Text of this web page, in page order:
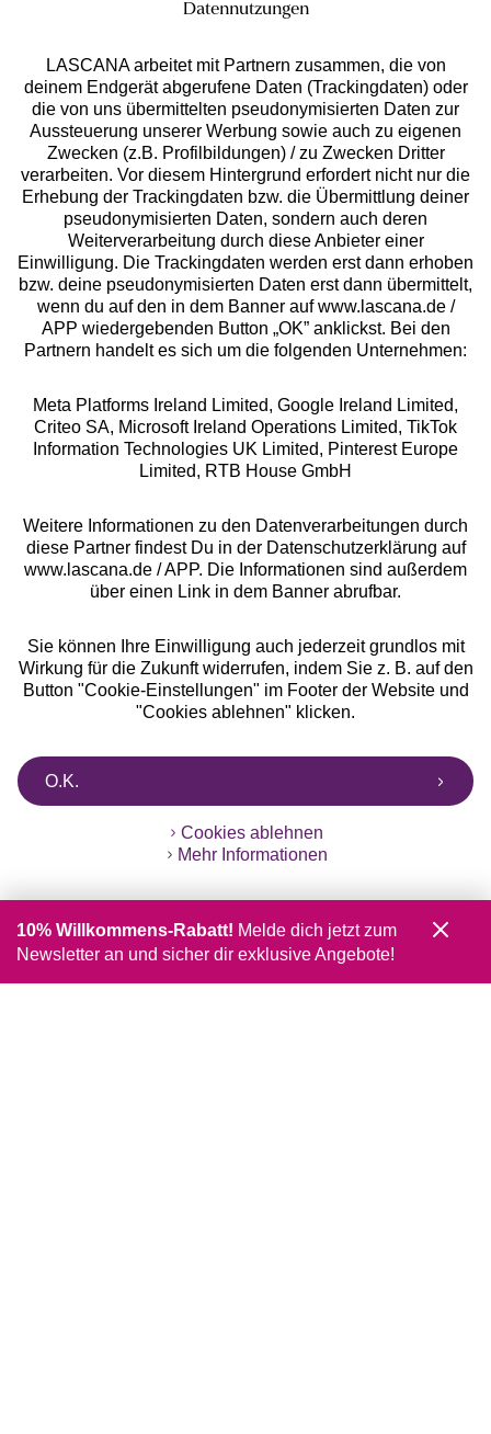
Services
Beratung
Über uns
Rechtliches
Alle Preise inkl. MwSt., zzgl.
Versandkosten
** Bonität vorausgesetzt, berechtigt zur Bonitätsprüfung
Datennutzungen
LASCANA arbeitet mit Partnern zusammen, die von
deinem Endgerät abgerufene Daten (Trackingdaten) oder
die von uns übermittelten pseudonymisierten Daten zur
Aussteuerung unserer Werbung sowie auch zu eigenen
Zwecken (z.B. Profilbildungen) / zu Zwecken Dritter
verarbeiten. Vor diesem Hintergrund erfordert nicht nur die
Erhebung der Trackingdaten bzw. die Übermittlung deiner
pseudonymisierten Daten, sondern auch deren
Weiterverarbeitung durch diese Anbieter einer
Einwilligung. Die Trackingdaten werden erst dann erhoben
bzw. deine pseudonymisierten Daten erst dann übermittelt,
wenn du auf den in dem Banner auf www.lascana.de /
APP wiedergebenden Button „OK” anklickst. Bei den
Partnern handelt es sich um die folgenden Unternehmen:
Meta Platforms Ireland Limited, Google Ireland Limited,
Criteo SA, Microsoft Ireland Operations Limited, TikTok
Information Technologies UK Limited, Pinterest Europe
Limited, RTB House GmbH
Weitere Informationen zu den Datenverarbeitungen durch
diese Partner findest Du in der Datenschutzerklärung auf
www.lascana.de / APP. Die Informationen sind außerdem
über einen Link in dem Banner abrufbar.
Sie können Ihre Einwilligung auch jederzeit grundlos mit
Wirkung für die Zukunft widerrufen, indem Sie z. B. auf den
Button "Cookie-Einstellungen" im Footer der Website und
"Cookies ablehnen" klicken.
O.K.
Cookies ablehnen
Mehr Informationen
10% Willkommens-Rabatt! Melde dich jetzt zum
Newsletter an und sicher dir exklusive Angebote!